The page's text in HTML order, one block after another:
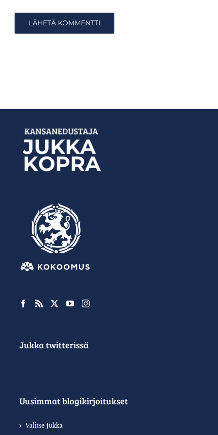
Jukka twitterissä
Uusimmat blogikirjoitukset
Valitse Jukka